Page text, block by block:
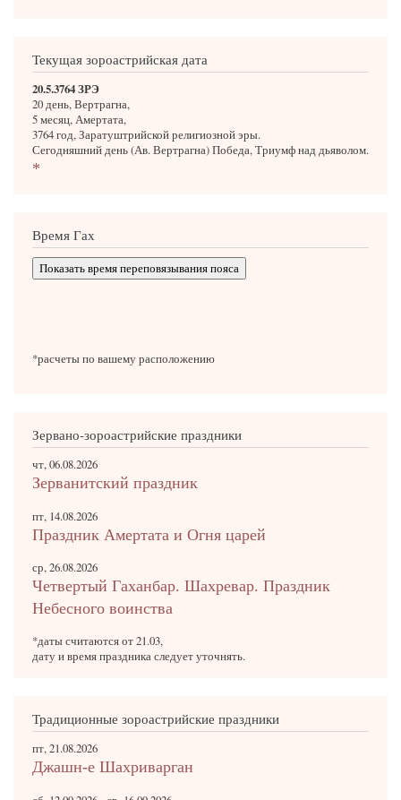
Текущая зороастрийская дата
20.5.3764 ЗРЭ
20 день, Вертрагна,
5 месяц, Амертата,
3764 год, Заратуштрийской религиозной эры.
Сегодняшний день (Ав. Вертрагна) Победа, Триумф над дьяволом.
*
Время Гах
Показать время переповязывания пояса
*расчеты по вашему расположению
Зервано-зороастрийские праздники
чт, 06.08.2026
Зерванитский праздник
пт, 14.08.2026
Праздник Амертата и Огня царей
ср, 26.08.2026
Четвертый Гаханбар. Шахревар. Праздник
Небесного воинства
*даты считаются от 21.03,
дату и время праздника следует уточнять.
Традиционные зороастрийские праздники
пт, 21.08.2026
Джашн-е Шахриварган